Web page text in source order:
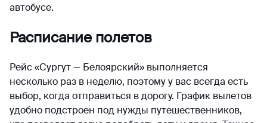
автобусе.
Расписание полетов
Рейс «Сургут — Белоярский» выполняется
несколько раз в неделю, поэтому у вас всегда есть
выбор, когда отправиться в дорогу. График вылетов
удобно подстроен под нужды путешественников,